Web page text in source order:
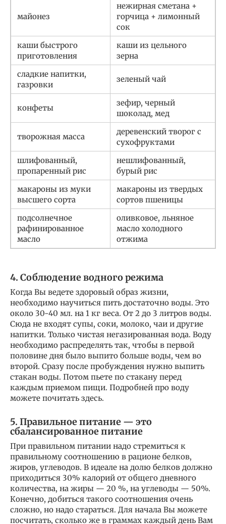
майонез
нежирная сметана +
горчица + лимонный
сок
каши быстрого
приготовления
каши из цельного
зерна
сладкие напитки,
газровки
зеленый чай
конфеты
зефир, черный
шоколад, мед
творожная масса
деревенский творог с
сухофруктами
шлифованный,
пропаренный рис
нешлифованный,
бурый рис
макароны из муки
высшего сорта
макароны из твердых
сортов пшеницы
подсолнечное
рафинированное
масло
оливковое, льняное
масло холодного
отжима
4. Соблюдение водного режима
Когда Вы ведете здоровый образ жизни,
необходимо научиться пить достаточно воды. Это
около 30-40 мл. на 1 кг веса. От 2 до 3 литров воды.
Сюда не входят супы, соки, молоко, чаи и другие
напитки. Только чистая негазированная вода. Воду
необходимо распределять так, чтобы в первой
половине дня было выпито больше воды, чем во
второй. Сразу после пробуждения нужно выпить
стакан воды. Потом пьете по стакану перед
каждым приемом пищи. Подробней про воду
можете почитать здесь.
5. Правильное питание — это
сбалансированное питание
При правильном питании надо стремиться к
правильному соотношению в рационе белков,
жиров, углеводов. В идеале на долю белков должно
приходиться 30% калорий от общего дневного
количества, на жиры — 20 %, на углеводы — 50%.
Конечно, добиться такого соотношения очень
сложно, но надо стараться. Для начала Вы можете
посчитать, сколько же в граммах каждый день Вам